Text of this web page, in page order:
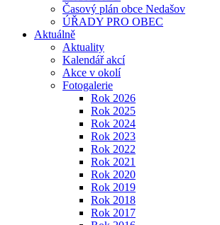
Časový plán obce Nedašov
ÚŘADY PRO OBEC
Aktuálně
Aktuality
Kalendář akcí
Akce v okolí
Fotogalerie
Rok 2026
Rok 2025
Rok 2024
Rok 2023
Rok 2022
Rok 2021
Rok 2020
Rok 2019
Rok 2018
Rok 2017